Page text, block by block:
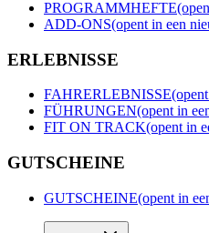
PROGRAMMHEFTE
ADD-ONS(opent in een
ERLEBNISSE
FAHRERLEBNISSE
FÜHRUNGEN(opent in
FIT ON TRACK(opent in
GUTSCHEINE
GUTSCHEINE(opent in